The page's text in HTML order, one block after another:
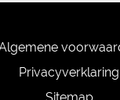
Privacyverklaring